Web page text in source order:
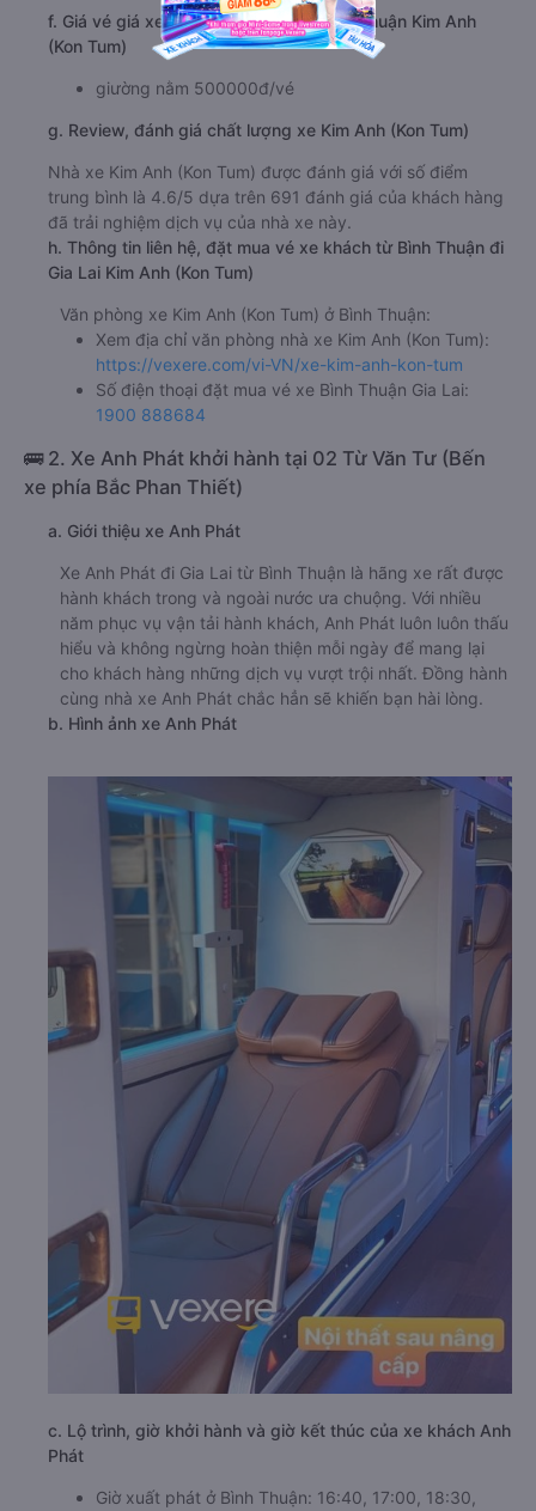
f. Giá vé giá xe khách đi Gia Lai từ Bình Thuận Kim Anh
(Kon Tum)
giường nằm 500000đ/vé
g. Review, đánh giá chất lượng xe Kim Anh (Kon Tum)
Nhà xe Kim Anh (Kon Tum) được đánh giá với số điểm
trung bình là 4.6/5 dựa trên 691 đánh giá của khách hàng
đã trải nghiệm dịch vụ của nhà xe này.
h. Thông tin liên hệ, đặt mua vé xe khách từ Bình Thuận đi
Gia Lai Kim Anh (Kon Tum)
Văn phòng xe Kim Anh (Kon Tum) ở Bình Thuận:
Xem địa chỉ văn phòng nhà xe Kim Anh (Kon Tum):
https://vexere.com/vi-VN/xe-kim-anh-kon-tum
Số điện thoại đặt mua vé xe Bình Thuận Gia Lai:
1900 888684
🚌 2. Xe Anh Phát khởi hành tại 02 Từ Văn Tư (Bến
xe phía Bắc Phan Thiết)
a. Giới thiệu xe Anh Phát
Xe Anh Phát đi Gia Lai từ Bình Thuận là hãng xe rất được
hành khách trong và ngoài nước ưa chuộng. Với nhiều
năm phục vụ vận tải hành khách, Anh Phát luôn luôn thấu
hiểu và không ngừng hoàn thiện mỗi ngày để mang lại
cho khách hàng những dịch vụ vượt trội nhất. Đồng hành
cùng nhà xe Anh Phát chắc hẳn sẽ khiến bạn hài lòng.
b. Hình ảnh xe Anh Phát
c. Lộ trình, giờ khởi hành và giờ kết thúc của xe khách Anh
Phát
Giờ xuất phát ở Bình Thuận: 16:40, 17:00, 18:30,